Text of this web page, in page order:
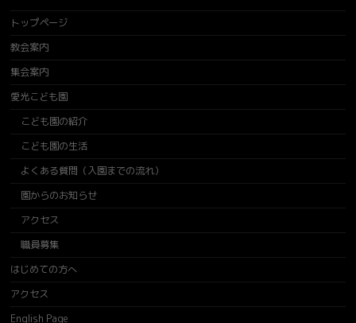
トップページ
教会案内
集会案内
愛光こども園
こども園の紹介
こども園の生活
よくある質問（入園までの流れ）
園からのお知らせ
アクセス
職員募集
はじめての方へ
アクセス
English Page